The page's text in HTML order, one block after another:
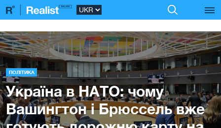
ПОЛІТИКА
Україна в НАТО: чому
Вашингтон і Брюссель вже